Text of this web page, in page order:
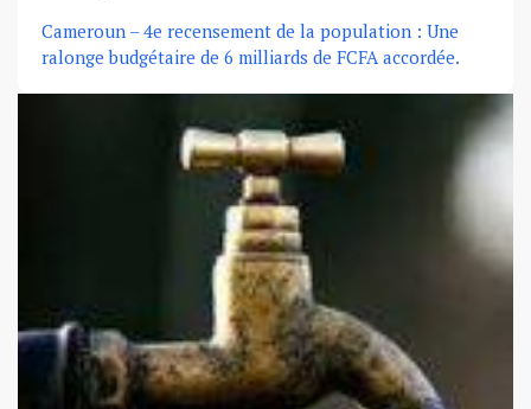
Cameroun – 4e recensement de la population : Une
ralonge budgétaire de 6 milliards de FCFA accordée.